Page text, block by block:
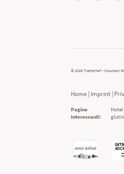
© 2026 Tratterhof – Mountain
Home | Imprint |
Pagine
interessanti: